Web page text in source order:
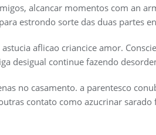
alcancar momentos com an
estrondo sorte das duas partes
aflicao criancice amor.
desigual continue fazendo
no casamento. a parentesco
contato como azucrinar